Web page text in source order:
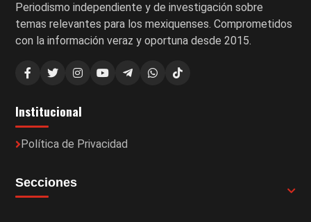
Periodismo independiente y de investigación sobre
temas relevantes para los mexiquenses. Comprometidos
con la información veraz y oportuna desde 2015.
Institucional
Política de Privacidad
Secciones